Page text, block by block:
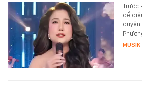
Trước
để
MUSIK